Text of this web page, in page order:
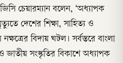
চেয়ারম্যান বলেন, ‘অধ্যাপক
দেশের শিক্ষা, সাহিত্য ও
বিদায় ঘটল। সর্বস্তরে বাংলা
জাতীয় সংস্কৃতির বিকাশে অধ্যাপক